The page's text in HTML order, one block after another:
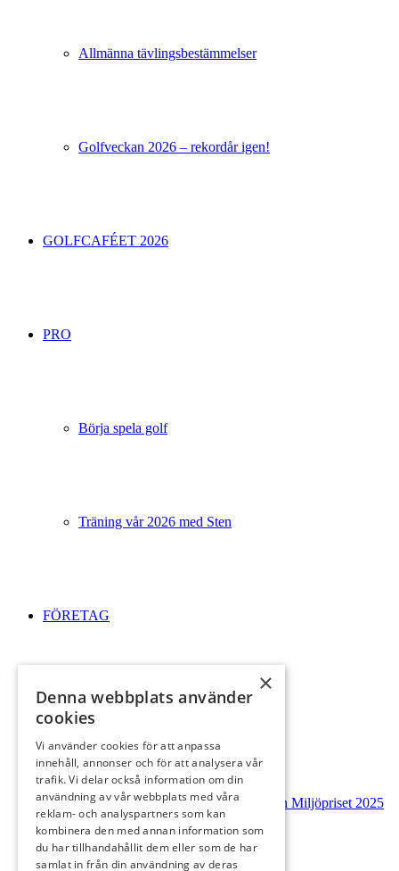
Allmänna tävlingsbestämmelser
Golfveckan 2026 – rekordår igen!
GOLFCAFÉET 2026
PRO
Börja spela golf
Träning vår 2026 med Sten
FÖRETAG
NATURVÅRDSPROJEKT
Ljungbyheds GK tilldelas Natur- och Miljöpriset 2025
×
Denna webbplats använder
cookies
Vi använder cookies för att anpassa
innehåll, annonser och för att analysera vår
trafik. Vi delar också information om din
användning av vår webbplats med våra
reklam- och analyspartners som kan
kombinera den med annan information som
du har tillhandahållit dem eller som de har
samlat in från din användning av deras